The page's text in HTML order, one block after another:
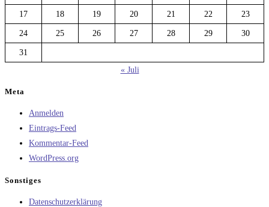
17 18 19 20 21 22 23
24 25 26 27 28 29 30
31
« Juli
Meta
Anmelden
Eintrags-Feed
Kommentar-Feed
WordPress.org
Sonstiges
Datenschutzerklärung